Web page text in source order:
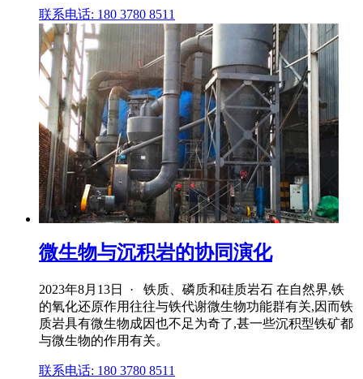
联系电话: 180 3780 8511
微生物与沉积岩的协同演化
2023年8月13日 · 铁质、磷质和硅质岩石 在自然界,铁
的氧化还原作用往往与铁代谢微生物功能群有关,因而铁
质岩具有微生物成因也不足为奇了,甚一些沉积型铁矿都
与微生物的作用有关。
联系电话: 180 3780 8511